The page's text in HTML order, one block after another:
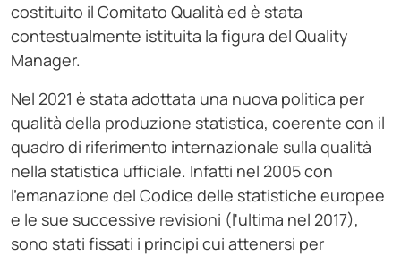
costituito il Comitato Qualità ed è stata
contestualmente istituita la figura del Quality
Manager.
Nel 2021 è stata adottata una nuova politica per
qualità della produzione statistica, coerente con il
quadro di riferimento internazionale sulla qualità
nella statistica ufficiale. Infatti nel 2005 con
l'emanazione del Codice delle statistiche europee
e le sue successive revisioni (l'ultima nel 2017),
sono stati fissati i principi cui attenersi per